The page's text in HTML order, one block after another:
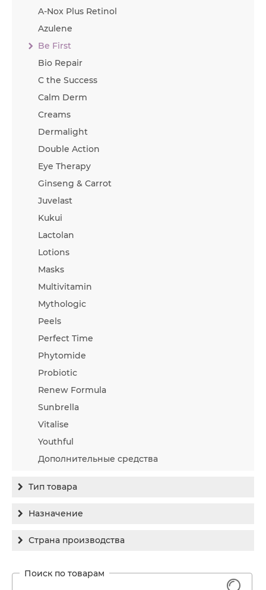
A-Nox Plus Retinol
Azulene
Be First
Bio Repair
C the Success
Calm Derm
Creams
Dermalight
Double Action
Eye Therapy
Ginseng & Carrot
Juvelast
Kukui
Lactolan
Lotions
Masks
Multivitamin
Mythologic
Peels
Perfect Time
Phytomide
Probiotic
Renew Formula
Sunbrella
Vitalise
Youthful
Дополнительные средства
Тип товара
Бальзам
Концентрат
Назначение
Гиперпигментация
Заживление
Страна производства